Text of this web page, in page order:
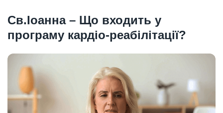
Св.Іоанна – Що входить у
програму кардіо-реабілітації?